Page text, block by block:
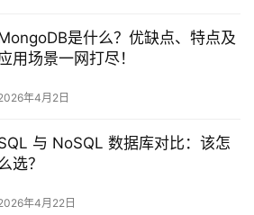
是什么？优缺点、特点及
用场景一网打尽！
年4月2日
与 NoSQL 数据库对比：该怎
选？
年4月22日